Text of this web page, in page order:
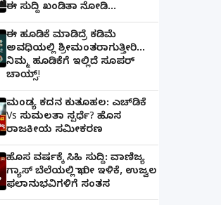
ಈ ಸುದ್ದಿ ಖಂಡಿತಾ ನೋಡಿ...
ಈ ಹೂಡಿಕೆ ಮಾಡಿದ್ರೆ ಕಡಿಮೆ
ಅವಧಿಯಲ್ಲಿ ಶ್ರೀಮಂತರಾಗುತ್ತೀರಿ...
ನಿಮ್ಮ ಹೂಡಿಕೆಗೆ ಇಲ್ಲಿದೆ ಸೂಪರ್
ಚಾಯ್ಸ್‌!
ಮಂಡ್ಯ ಕದನ ಕುತೂಹಲ: ಎಚ್‌ಡಿಕೆ
Vs ಸುಮಲತಾ ಸ್ಪರ್ಧೆ? ಹೊಸ
ರಾಜಕೀಯ ಸಮೀಕರಣ
ಹೊಸ ವರ್ಷಕ್ಕೆ ಸಿಹಿ ಸುದ್ದಿ: ವಾಣಿಜ್ಯ
ಗ್ಯಾಸ್‌ ಬೆಲೆಯಲ್ಲಿ ಭಾರೀ ಇಳಿಕೆ, ಉಜ್ವಲ
ಫಲಾನುಭವಿಗಳಿಗೆ ಸಂತಸ